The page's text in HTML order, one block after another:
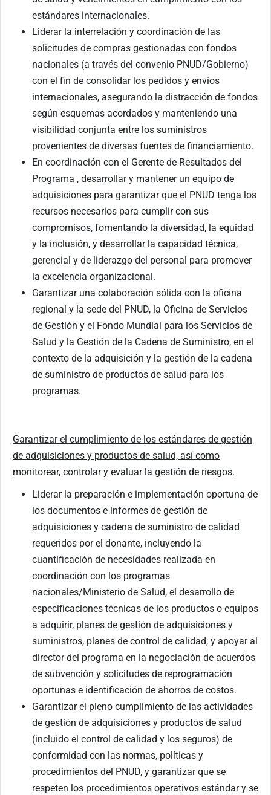
estándares internacionales.
Liderar la interrelación y coordinación de las
solicitudes de compras gestionadas con fondos
nacionales (a través del convenio PNUD/Gobierno)
con el fin de consolidar los pedidos y envíos
internacionales, asegurando la distracción de fondos
según esquemas acordados y manteniendo una
visibilidad conjunta entre los suministros
provenientes de diversas fuentes de financiamiento.
En coordinación con el Gerente de Resultados del
Programa , desarrollar y mantener un equipo de
adquisiciones para garantizar que el PNUD tenga los
recursos necesarios para cumplir con sus
compromisos, fomentando la diversidad, la equidad
y la inclusión, y desarrollar la capacidad técnica,
gerencial y de liderazgo del personal para promover
la excelencia organizacional.
Garantizar una colaboración sólida con la oficina
regional y la sede del PNUD, la Oficina de Servicios
de Gestión y el Fondo Mundial para los Servicios de
Salud y la Gestión de la Cadena de Suministro, en el
contexto de la adquisición y la gestión de la cadena
de suministro de productos de salud para los
programas.
Garantizar el cumplimiento de los estándares de gestión
de adquisiciones y productos de salud, así como
monitorear, controlar y evaluar la gestión de riesgos.
Liderar la preparación e implementación oportuna de
los documentos e informes de gestión de
adquisiciones y cadena de suministro de calidad
requeridos por el donante, incluyendo la
cuantificación de necesidades realizada en
coordinación con los programas
nacionales/Ministerio de Salud, el desarrollo de
especificaciones técnicas de los productos o equipos
a adquirir, planes de gestión de adquisiciones y
suministros, planes de control de calidad, y apoyar al
director del programa en la negociación de acuerdos
de subvención y solicitudes de reprogramación
oportunas e identificación de ahorros de costos.
Garantizar el pleno cumplimiento de las actividades
de gestión de adquisiciones y productos de salud
(incluido el control de calidad y los seguros) de
conformidad con las normas, políticas y
procedimientos del PNUD, y garantizar que se
respeten los procedimientos operativos estándar y se